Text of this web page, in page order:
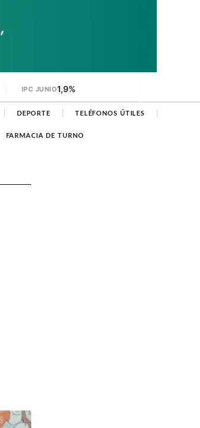
IPC JUNIO1,9%
DEPORTE TELÉFONOS ÚTILES
FARMACIA DE TURNO